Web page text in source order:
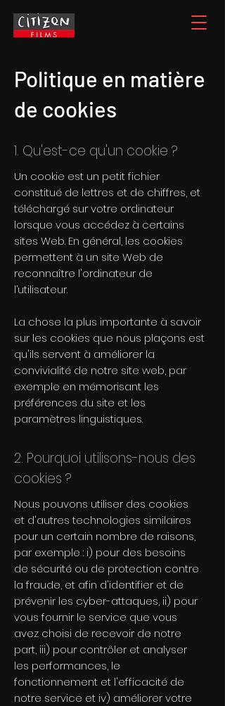
Politique en matière
de cookies
1. Qu'est-ce qu'un cookie ?
Un cookie est un petit fichier
constitué de lettres et de chiffres, et
téléchargé sur votre ordinateur
lorsque vous accédez à certains
sites Web. En général, les cookies
permettent à un site Web de
reconnaître l'ordinateur de
l’utilisateur.
La chose la plus importante à savoir
sur les cookies que nous plaçons est
qu'ils servent à améliorer la
convivialité de notre site web, par
exemple en mémorisant les
préférences du site et les
paramètres linguistiques.
2. Pourquoi utilisons-nous des
cookies ?
Nous pouvons utiliser des cookies
et d'autres technologies similaires
pour un certain nombre de raisons,
par exemple : i) pour des besoins
de sécurité ou de protection contre
la fraude, et afin d'identifier et de
prévenir les cyber-attaques, ii) pour
vous fournir le service que vous
avez choisi de recevoir de notre
part, iii) pour contrôler et analyser
les performances, le
fonctionnement et l'efficacité de
notre service et iv) améliorer votre